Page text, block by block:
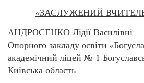
«ЗАСЛУЖЕНИЙ
АНДРОСЕНКО Лідії Василівні —
Опорного закладу освіти
академічний ліцей № 1
Київська область